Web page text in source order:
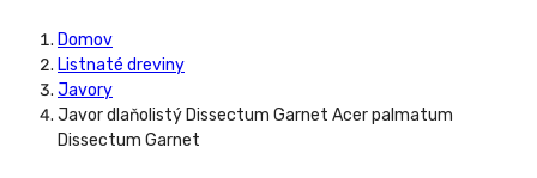
Domov
Listnaté dreviny
Javory
Javor dlaňolistý Dissectum Garnet Acer palmatum
Dissectum Garnet